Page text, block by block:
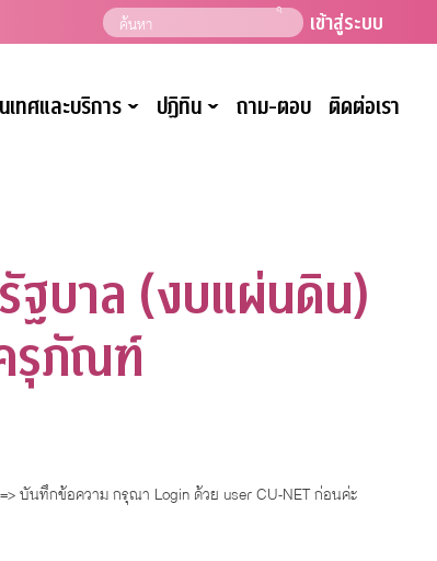
เข้าสู่ระบบ
ทศและบริการˇ ปฏิทินˇ ถาม-ตอบ ติดต่อเรา
ฐบาล (งบแผ่นดิน)
รุภัณฑ์
บันทึกข้อความ กรุณา Login ด้วย user CU-NET ก่อนค่ะ